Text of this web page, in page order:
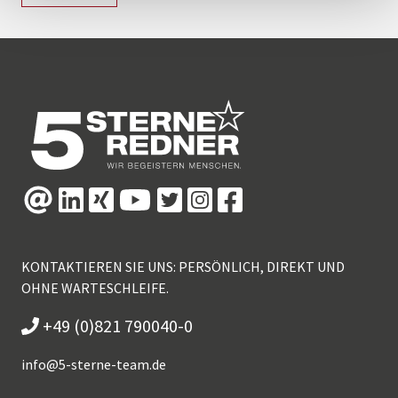
KONTAKTIEREN SIE UNS: PERSÖNLICH, DIREKT UND
OHNE WARTESCHLEIFE.
+49 (0)821 790040-0
info@5-sterne-team.de